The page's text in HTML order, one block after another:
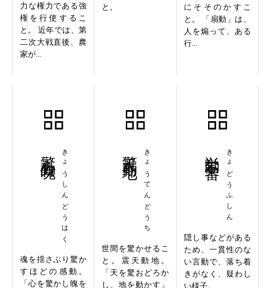
力な権力である強
権を行使するこ
と。 近年では、第
二次大戦直後、農
家が...
と。
にそそのかすこ
と。 「扇動」は、
人を煽って、ある
行...
きょうしんどうはく
魂を揺さぶり驚か
すほどの感動。
「心を驚かし魄を
きょうてんどうち
世間を驚かせるこ
と。震天動地。
「天を驚おどろか
し、地を動かす」
きょどうふしん
隠し事などがある
ため、一貫性のな
い言動で、落ち着
きがなく、疑わし
い様子。